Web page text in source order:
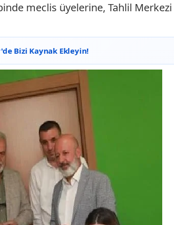
meclis üyelerine, Tahlil
Bizi Kaynak Ekleyin!